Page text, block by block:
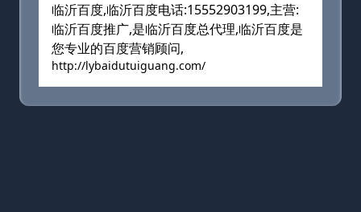
临沂百度,临沂百度电话:15552903199,主营:
临沂百度推广,是临沂百度总代理,临沂百度是
您专业的百度营销顾问,
http://lybaidutuiguang.com/